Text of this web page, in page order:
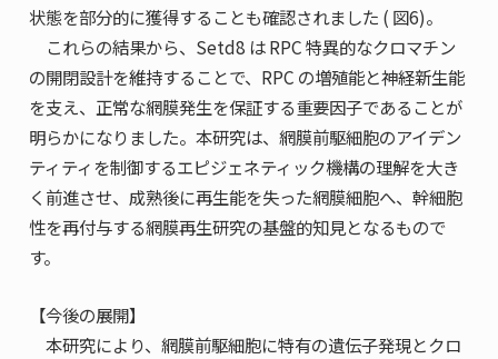
状態を部分的に獲得することも確認されました ( 図6)。
これらの結果から、Setd8 は RPC 特異的なクロマチン
の開閉設計を維持することで、RPC の増殖能と神経新生能
を支え、正常な網膜発生を保証する重要因子であることが
明らかになりました。本研究は、網膜前駆細胞のアイデン
ティティを制御するエピジェネティック機構の理解を大き
く前進させ、成熟後に再生能を失った網膜細胞へ、幹細胞
性を再付与する網膜再生研究の基盤的知見となるもので
す。
【今後の展開】
本研究により、網膜前駆細胞に特有の遺伝子発現とクロ